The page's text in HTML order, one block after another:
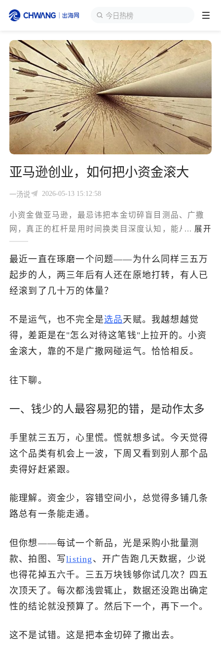
今日热榜
跨境展会
出海服务
出海资讯
跨境报告
出海导航
出海交流群
了解出海网
登录/注册 个人中心
亚马逊创业，如何把小资金滚大
一汤说 2026-05-13 15:12:58
小资金做亚马逊，最忌讳把本金切碎盲目测品、广撒
网，真正的杠杆是用时间换类目深度认知，能从竞品
评分、补货节奏、价格带空缺等细节拼出结构化机
会；多数人难在“等得到”（忍住不瞎动）与“压得下”
（高确定性时敢于集中投入），小资金耗不起低效率
试错，有效判断比动作多更重要，在一个市场待够
... 展开
最近一直在琢磨一个问题——为什么同样三五万
起步的人，两三年后有人还在原地打转，有人已
经滚到了几十万的体量？
不是运气，也不完全是选品天赋。我越想越觉
得，差距是在"怎么对待这笔钱"上拉开的。小资
金滚大，靠的不是广撒网碰运气。恰恰相反。
往下聊。
一、钱少的人最容易犯的错，是动作太多
手里就三五万，心里慌。慌就想多试。今天觉得
这个品类有机会上一波，下周又看到别人那个品
卖得好赶紧跟。
能理解。资金少，容错空间小，总觉得多铺几条
路总有一条能走通。
但你想——每试一个新品，光是采购小批量测
款、拍图、写listing 、开广告跑几天数据，少说
也得花掉五六千。三五万块钱够你试几次？四五
次顶天了。每次都浅尝辄止，数据还没跑出确定
性的结论就没预算了。然后下一个，再下一个。
这不是试错。这是把本金切碎了撒出去。